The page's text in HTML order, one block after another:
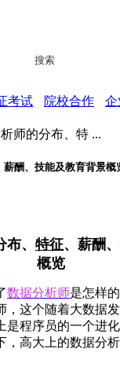
搜索
考试 院校合作 企
师的分布、特 ...
酬、技能及教育背景概
、 特征、薪酬
概览
数据分析师是怎样
，这个随着大数据
是程序员的一个进
，高大上的数据分